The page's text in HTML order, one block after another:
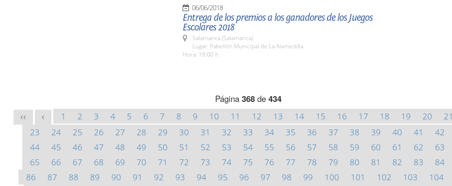
06/06/2018
Entrega de los premios a los ganadores de los Juegos
Escolares 2018
Salamanca (Salamanca)
Lugar: Pabellón Municipal de La Alamedilla
Hora: 18:00 h.
Página 368de 434
<< < 1 2 3 4 5 6 7 8 9 10 11 12 13 14 15 16 17 18 19 20 21
23
24 25 26 27 28 29 30 31 32 33 34 35 36 37 38 39 40 41 42
44
45 46 47 48 49 50 51 52 53 54 55 56 57 58 59 60 61 62 63
65
66 67 68 69 70 71 72 73 74 75 76 77 78 79 80 81 82 83 84
86
87 88 89 90 91 92 93 94 95 96 97 98 99 100 101 102 103 104